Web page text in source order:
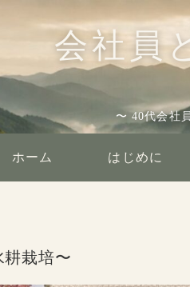
会社員
〜 40代会社
ホーム はじめに
耕栽培〜